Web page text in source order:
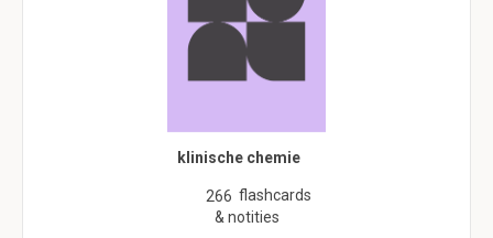
klinische chemie
266 flashcards
& notities